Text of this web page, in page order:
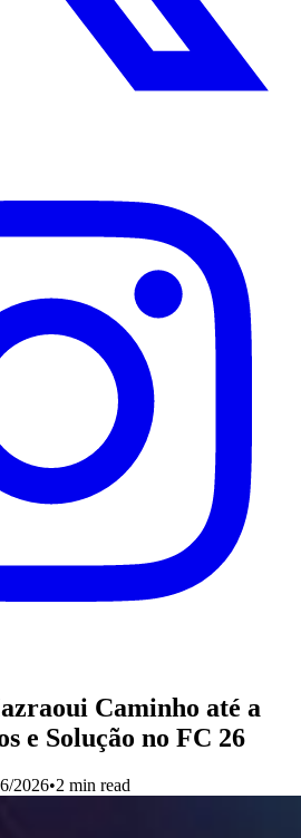
Caminho até a
e Solução no FC 26
2026•2 min read